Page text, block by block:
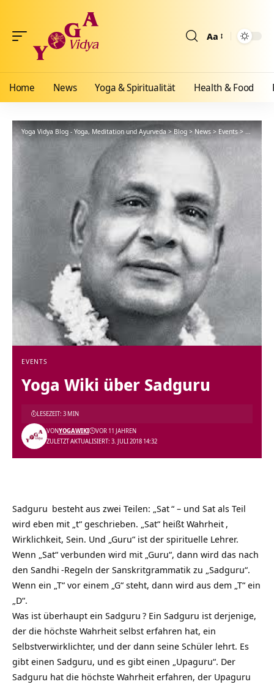
Aa
Home News Yoga & Spiritualität Health & Food
Yoga Vidya Blog - Yoga, Meditation und Ayurveda>Blog >News>Events> Yoga
EVENTS
Yoga Wiki über Sadguru
ZULETZT AKTUALISIERT: 3. JULI 2018 14:32
VONYOGAWIKI VOR 11 JAHREN
LESEZEIT: 3 MIN
Sadguru besteht aus zwei Teilen: „Sat“ – und Sat als Teil
wird eben mit „t“ geschrieben. „Sat“ heißt Wahrheit ,
Wirklichkeit, Sein. Und „Guru“ ist der spirituelle Lehrer.
Wenn „Sat“ verbunden wird mit „Guru“, dann wird das nach
den Sandhi -Regeln der Sanskritgrammatik zu „Sadguru“.
Wenn ein „T“ vor einem „G“ steht, dann wird aus dem „T“ ein
„D“.
Was ist überhaupt ein Sadguru ? Ein Sadguru ist derjenige,
der die höchste Wahrheit selbst erfahren hat, ein
Selbstverwirklichter, und der dann seine Schüler lehrt. Es
gibt einen Sadguru, und es gibt einen „Upaguru“. Der
Sadguru hat die höchste Wahrheit erfahren, der Upaguru